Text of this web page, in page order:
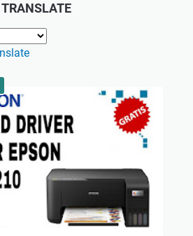
TRANSLATE